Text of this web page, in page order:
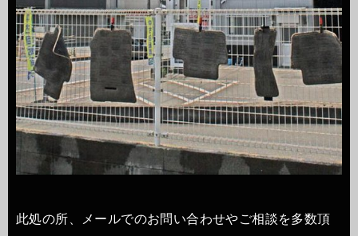
此処の所、メールでのお問い合わせやご相談を多数頂